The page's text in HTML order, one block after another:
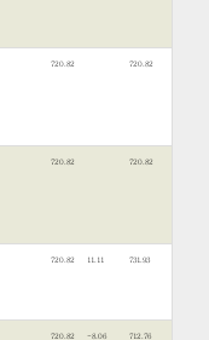
720.82 720.82
720.82 720.82
720.82 11.11 731.93
720.82 -8.06 712.76